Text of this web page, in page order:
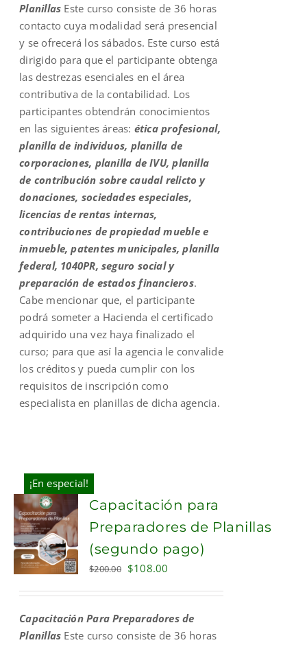
Planillas Este curso consiste de 36 horas
contacto cuya modalidad será presencial
y se ofrecerá los sábados. Este curso está
dirigido para que el participante obtenga
las destrezas esenciales en el área
contributiva de la contabilidad. Los
participantes obtendrán conocimientos
en las siguientes áreas: ética profesional,
planilla de individuos, planilla de
corporaciones, planilla de IVU, planilla
de contribución sobre caudal relicto y
donaciones, sociedades especiales,
licencias de rentas internas,
contribuciones de propiedad mueble e
inmueble, patentes municipales, planilla
federal, 1040PR, seguro social y
preparación de estados financieros.
Cabe mencionar que, el participante
podrá someter a Hacienda el certificado
adquirido una vez haya finalizado el
curso; para que así la agencia le convalide
los créditos y pueda cumplir con los
requisitos de inscripción como
especialista en planillas de dicha agencia.
¡En especial!
ADD TO
CART
Capacitación para
Preparadores de Planillas
(segundo pago)
$200.00 Original
$200.00.
$108.00
$108.00.
Capacitación Para Preparadores de
Planillas Este curso consiste de 36 horas